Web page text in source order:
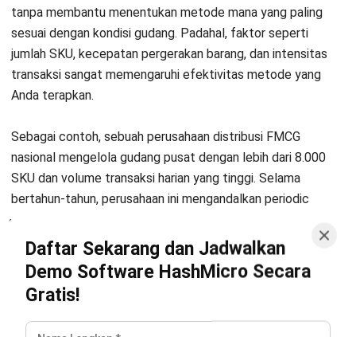
Anandia Denisha, MBA
Regional Manager
Expert Reviewer
Anandia adalah seorang praktisi dengan gelar Master of
strategi bisnis dan manajemen pemasaran. Pengalaman
lebih dari lima tahun di bidang marketing telah
membentuk keahliannya dalam pengembangan strategi
pemasaran, analisis pasar, dan pengelolaan tim lintas
wilayah. Perjalanan karirnya di industri teknologi dan
kampanye pemasaran digital, serta mengoptimalkan
performa tim untuk mencapai target pertumbuhan bisnis
yang berkelanjutan.